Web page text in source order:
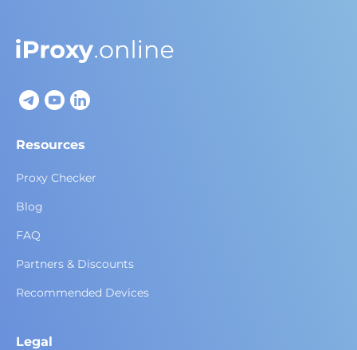
Resources
Proxy Checker
Blog
FAQ
Partners & Discounts
Recommended Devices
Legal